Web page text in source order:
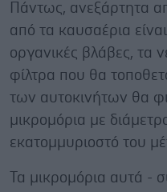
Πάντως, ανεξάρτητα
από τα καυσαέρια
οργανικές βλάβες, τα
φίλτρα που θα
των αυτοκινήτων θα
μικρομόρια με
εκατομμυριοστό του
Τα μικρομόρια αυτά -